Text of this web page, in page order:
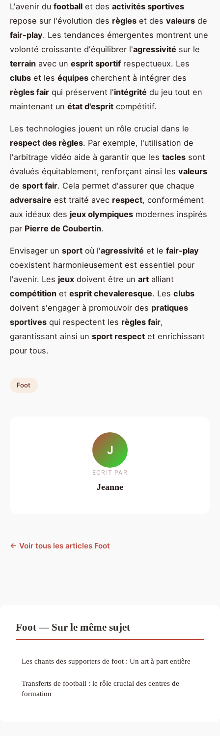
L'avenir du football et des activités sportives
repose sur l'évolution des règles et des valeurs de
fair-play. Les tendances émergentes montrent une
volonté croissante d'équilibrer l'agressivité sur le
terrain avec un esprit sportif respectueux. Les
clubs et les équipes cherchent à intégrer des
règles fair qui préservent l'intégrité du jeu tout en
maintenant un état d'esprit compétitif.
Les technologies jouent un rôle crucial dans le
respect des règles. Par exemple, l'utilisation de
l'arbitrage vidéo aide à garantir que les tacles sont
évalués équitablement, renforçant ainsi les valeurs
de sport fair. Cela permet d'assurer que chaque
adversaire est traité avec respect, conformément
aux idéaux des jeux olympiques modernes inspirés
par Pierre de Coubertin.
Envisager un sport où l'agressivité et le fair-play
coexistent harmonieusement est essentiel pour
l'avenir. Les jeux doivent être un art alliant
compétition et esprit chevaleresque. Les clubs
doivent s'engager à promouvoir des pratiques
sportives qui respectent les règles fair,
garantissant ainsi un sport respect et enrichissant
pour tous.
Foot
J
ECRIT PAR
Jeanne
← Voir tous les articles Foot
Foot — Sur le même sujet
Les chants des supporters de foot : Un art à part entière
Transferts de football : le rôle crucial des centres de
formation